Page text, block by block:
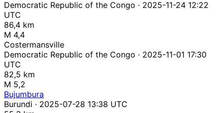
Democratic Republic of the Congo · 2025-11-24 12:22
UTC
86,4 km
M 4,4
Costermansville
Democratic Republic of the Congo · 2025-11-01 17:30
UTC
82,5 km
M 5,2
Bujumbura
Burundi · 2025-07-28 13:38 UTC